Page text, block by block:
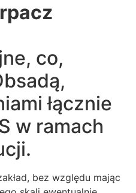
co,
łącznie
w ramach
bez względu mając